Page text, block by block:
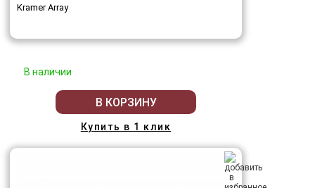
Kramer Array
В наличии
В КОРЗИНУ
Купить в 1 клик